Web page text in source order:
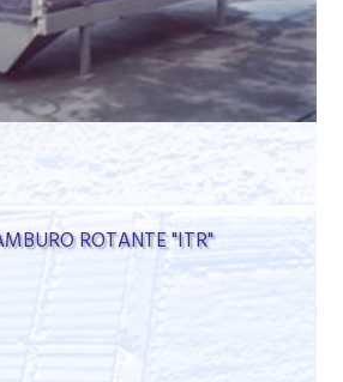
ROTANTE "ITR"